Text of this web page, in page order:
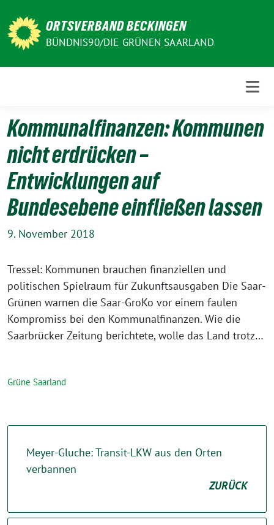
zum
Inhalt
ORTSVERBAND BECKINGEN
BÜNDNIS90/DIE GRÜNEN SAARLAND
Kommunalfinanzen: Kommunen
nicht erdrücken –
Entwicklungen auf
Bundesebene einfließen lassen
9. November 2018
Tressel: Kommunen brauchen finanziellen und
politischen Spielraum für Zukunftsausgaben Die Saar-
Grünen warnen die Saar-GroKo vor einem faulen
Kompromiss bei den Kommunalfinanzen. Wie die
Saarbrücker Zeitung berichtete, wolle das Land trotz…
Grüne Saarland
Meyer-Gluche: Transit-LKW aus den Orten
verbannen
ZURÜCK